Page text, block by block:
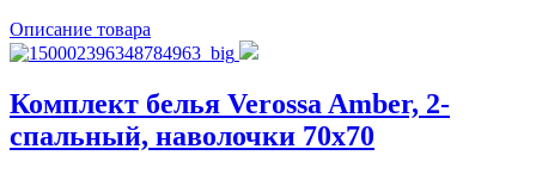
Описание товара
Комплект белья Verossa Amber, 2-
спальный, наволочки 70х70